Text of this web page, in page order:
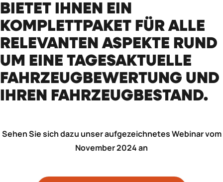
BIETET IHNEN EIN
KOMPLETTPAKET FÜR ALLE
RELEVANTEN ASPEKTE RUND
UM EINE TAGESAKTUELLE
FAHRZEUGBEWERTUNG UND
IHREN FAHRZEUGBESTAND.
Sehen Sie sich dazu unser aufgezeichnetes Webinar vom
November 2024 an